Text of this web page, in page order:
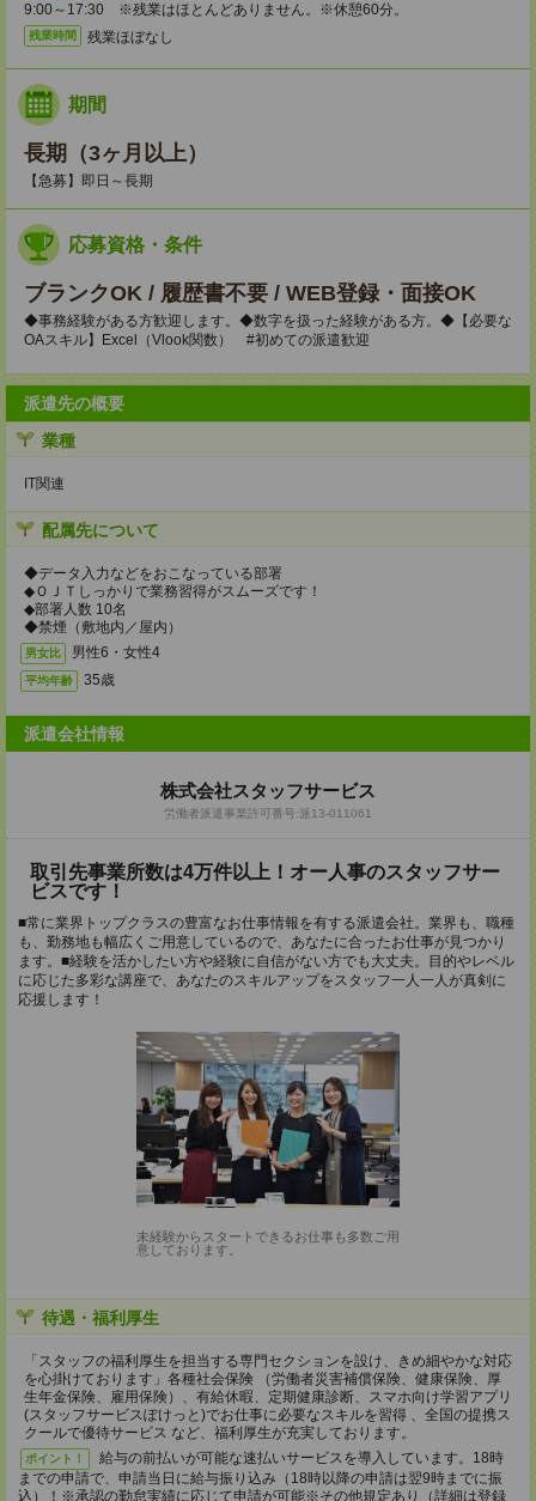
9:00～17:30 ※残業はほとんどありません。※休憩60分。
残業時間 残業ほぼなし
期間
長期（3ヶ月以上）
【急募】即日～長期
応募資格・条件
ブランクOK / 履歴書不要 / WEB登録・面接OK
◆事務経験がある方歓迎します。◆数字を扱った経験がある方。◆【必要な
OAスキル】Excel（Vlook関数） #初めての派遣歓迎
派遣先の概要
業種
IT関連
配属先について
◆データ入力などをおこなっている部署
◆ＯＪＴしっかりで業務習得がスムーズです！
◆部署人数 10名
◆禁煙（敷地内／屋内）
男女比 男性6・女性4
平均年齢 35歳
派遣会社情報
株式会社スタッフサービス
労働者派遣事業許可番号:派13-011061
取引先事業所数は4万件以上！オー人事のスタッフサー
ビスです！
■常に業界トップクラスの豊富なお仕事情報を有する派遣会社。業界も、職種
も、勤務地も幅広くご用意しているので、あなたに合ったお仕事が見つかり
ます。■経験を活かしたい方や経験に自信がない方でも大丈夫。目的やレベル
に応じた多彩な講座で、あなたのスキルアップをスタッフ一人一人が真剣に
応援します！
未経験からスタートできるお仕事も多数ご用
意しております。
待遇・福利厚生
「スタッフの福利厚生を担当する専門セクションを設け、きめ細やかな対応
を心掛けております」各種社会保険 （労働者災害補償保険、健康保険、厚
生年金保険、雇用保険）、有給休暇、定期健康診断、スマホ向け学習アプリ
(スタッフサービスぽけっと)でお仕事に必要なスキルを習得 、全国の提携ス
クールで優待サービス など、福利厚生が充実しております。
ポイント！
給与の前払いが可能な速払いサービスを導入しています。18時
までの申請で、申請当日に給与振り込み（18時以降の申請は翌9時までに振
込）！※承認の勤怠実績に応じて申請が可能※その他規定あり（詳細は登録